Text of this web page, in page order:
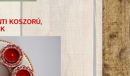
KOSZORÚ,